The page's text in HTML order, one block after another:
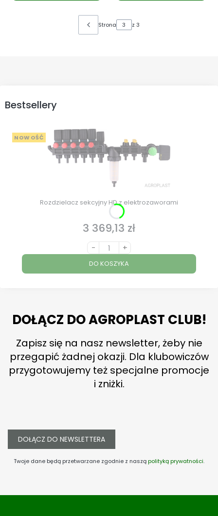
Strona z 3
Bestsellery
NOWOŚĆ
Rozdzielacz sekcyjny HD z elektrozaworami
Cena
3 369,13 zł
- +
DO KOSZYKA
DOŁĄCZ DO AGROPLAST CLUB!
Zapisz się na nasz newsletter, żeby nie
przegapić żadnej okazji. Dla klubowiczów
przygotowujemy też specjalne promocje
i zniżki.
DOŁĄCZ DO NEWSLETTERA
Twoje dane będą przetwarzane zgodnie z nasząpolityką prywatności.